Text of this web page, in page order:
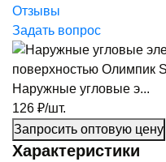
Отзывы
Задать вопрос
Наружные угловые э...
126 ₽/шт.
Запросить оптовую цену
Характеристики